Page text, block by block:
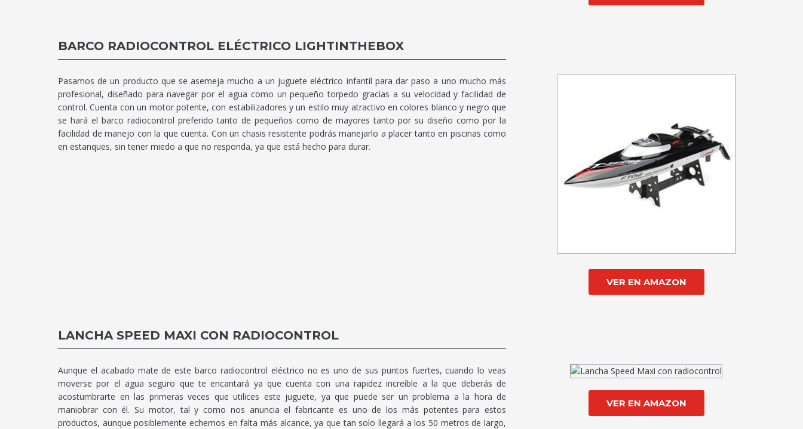
BARCO RADIOCONTROL ELÉCTRICO LIGHTINTHEBOX
VER EN AMAZON
Pasamos de un producto que se asemeja mucho a un juguete eléctrico infantil para dar paso a uno mucho más
profesional, diseñado para navegar por el agua como un pequeño torpedo gracias a su velocidad y facilidad de
control. Cuenta con un motor potente, con estabilizadores y un estilo muy atractivo en colores blanco y negro que
se hará el barco radiocontrol preferido tanto de pequeños como de mayores tanto por su diseño como por la
facilidad de manejo con la que cuenta. Con un chasis resistente podrás manejarlo a placer tanto en piscinas como
en estanques, sin tener miedo a que no responda, ya que está hecho para durar.
LANCHA SPEED MAXI CON RADIOCONTROL
VER EN AMAZON
Aunque el acabado mate de este barco radiocontrol eléctrico no es uno de sus puntos fuertes, cuando lo veas
moverse por el agua seguro que te encantará ya que cuenta con una rapidez increíble a la que deberás de
acostumbrarte en las primeras veces que utilices este juguete, ya que puede ser un problema a la hora de
maniobrar con él. Su motor, tal y como nos anuncia el fabricante es uno de los más potentes para estos
productos, aunque posiblemente echemos en falta más alcance, ya que tan solo llegará a los 50 metros de largo,